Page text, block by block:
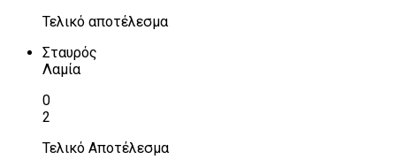
Τελικό αποτέλεσμα
Σταυρός
Λαμία
0
2
Τελικό Αποτέλεσμα